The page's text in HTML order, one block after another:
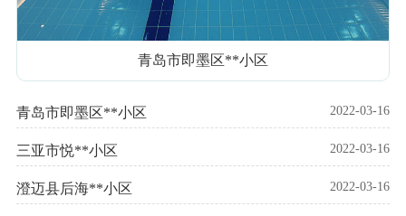
青岛市即墨区**小区
青岛市即墨区**小区 2022-03-16
三亚市悦**小区 2022-03-16
澄迈县后海**小区 2022-03-16